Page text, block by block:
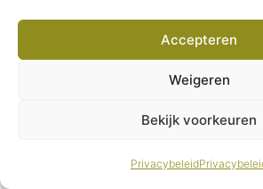
Accepteren
Weigeren
Bekijk voorkeuren
Privacybeleid
Site
Mijn naam, e-mail en site
een reactie plaats.
Item toegevoegd aan